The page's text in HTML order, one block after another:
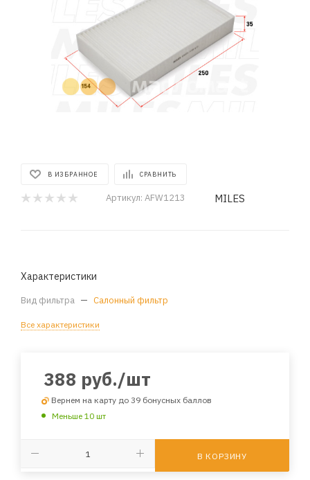
В ИЗБРАННОЕ СРАВНИТЬ
Артикул: AFW1213 MILES
Характеристики
Вид фильтра — Салонный фильтр
Все характеристики
388 руб./шт
Вернем на карту до 39 бонусных баллов
Меньше 10 шт
В КОРЗИНУ